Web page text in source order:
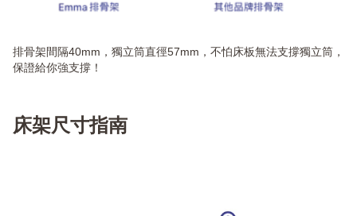
排骨架間隔40mm，獨立筒直徑57mm，不怕床板無法支撐獨立筒，
保證給你強支撐！
床架尺寸指南